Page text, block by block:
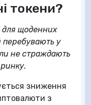
токени?
для щоденних
перебувають у
не страждають
ринку.
зниження
з